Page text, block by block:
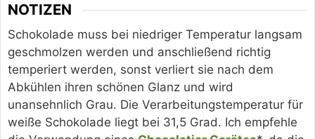
NOTIZEN
Schokolade muss bei niedriger Temperatur langsam
geschmolzen werden und anschließend richtig
temperiert werden, sonst verliert sie nach dem
Abkühlen ihren schönen Glanz und wird
unansehnlich Grau. Die Verarbeitungstemperatur für
weiße Schokolade liegt bei 31,5 Grad. Ich empfehle